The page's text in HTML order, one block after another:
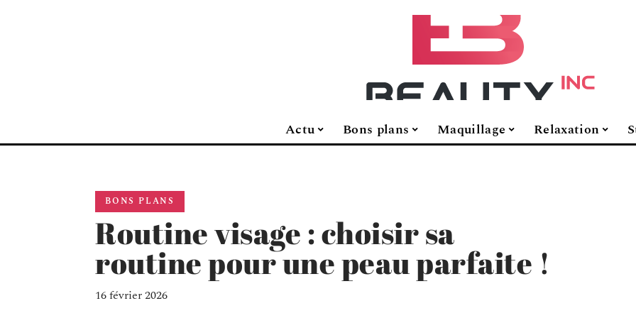
Actu Bons plans Maquillage Relaxation
BONS PLANS
Routine visage : choisir sa
routine pour une peau parfaite !
16 février 2026